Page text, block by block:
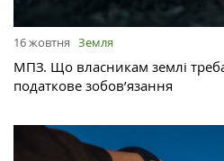
16 жовтня Земля
МПЗ. Що власникам землі
податкове зобов’язання